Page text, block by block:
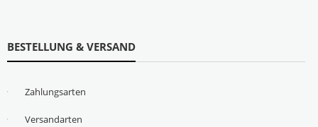
BESTELLUNG & VERSAND
Zahlungsarten
Versandarten